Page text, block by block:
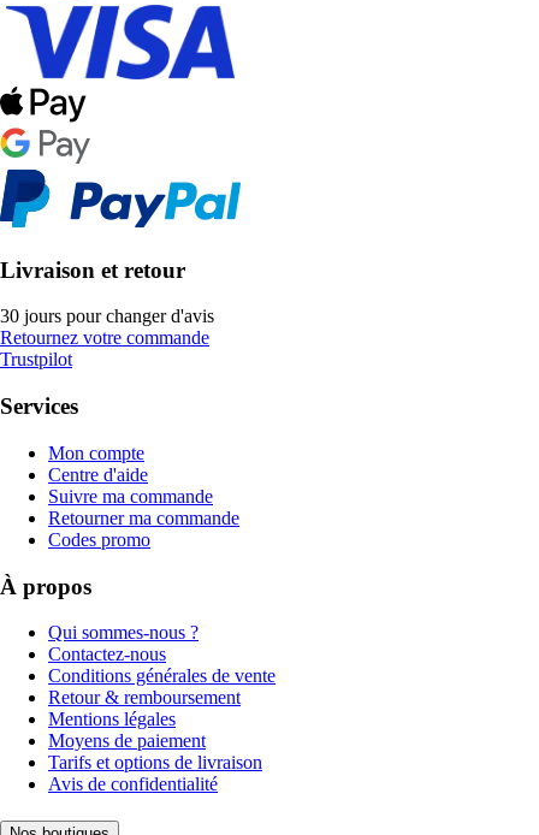
Livraison et retour
30 jours pour changer d'avis
Retournez votre commande
Trustpilot
Services
Mon compte
Centre d'aide
Suivre ma commande
Retourner ma commande
Codes promo
À propos
Qui sommes-nous ?
Contactez-nous
Conditions générales de vente
Retour & remboursement
Mentions légales
Moyens de paiement
Tarifs et options de livraison
Avis de confidentialité